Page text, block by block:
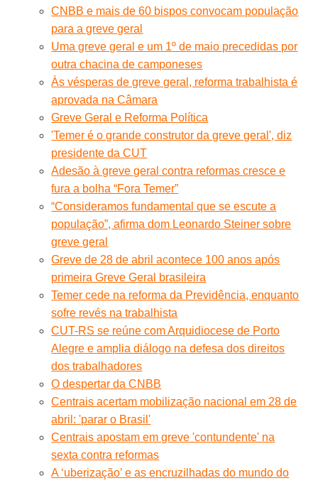
CNBB e mais de 60 bispos convocam população
para a greve geral
Uma greve geral e um 1º de maio precedidas por
outra chacina de camponeses
Às vésperas de greve geral, reforma trabalhista é
aprovada na Câmara
Greve Geral e Reforma Política
'Temer é o grande construtor da greve geral', diz
presidente da CUT
Adesão à greve geral contra reformas cresce e
fura a bolha “Fora Temer”
“Consideramos fundamental que se escute a
população”, afirma dom Leonardo Steiner sobre
greve geral
Greve de 28 de abril acontece 100 anos após
primeira Greve Geral brasileira
Temer cede na reforma da Previdência, enquanto
sofre revés na trabalhista
CUT-RS se reúne com Arquidiocese de Porto
Alegre e amplia diálogo na defesa dos direitos
dos trabalhadores
O despertar da CNBB
Centrais acertam mobilização nacional em 28 de
abril: 'parar o Brasil'
Centrais apostam em greve 'contundente' na
sexta contra reformas
A ‘uberização’ e as encruzilhadas do mundo do